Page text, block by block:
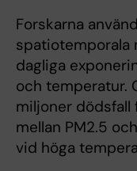
Forskarna
spatiotemporala
dagliga
och temperatur.
miljoner
mellan PM2.5
vid höga